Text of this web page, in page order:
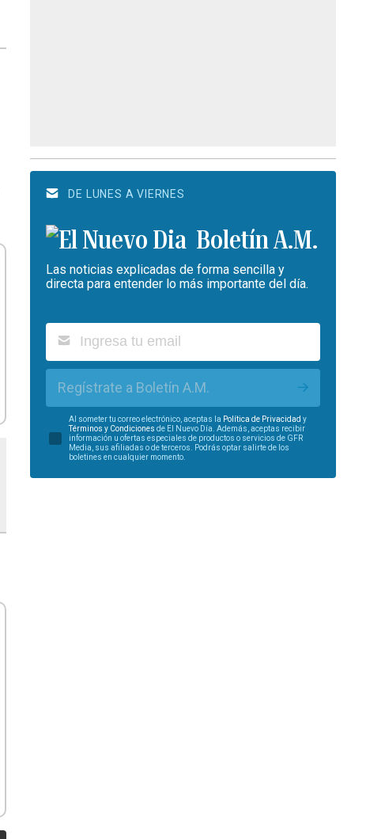
DE LUNES A VIERNES
Boletín A.M.
Las noticias explicadas de forma sencilla y
directa para entender lo más importante del día.
Regístrate a Boletín A.M.
Al someter tu correo electrónico, aceptas la Política de Privacidad y
Términos y Condiciones de El Nuevo Día. Además, aceptas recibir
información u ofertas especiales de productos o servicios de GFR
Media, sus afiliadas o de terceros. Podrás optar salirte de los
boletines en cualquier momento.